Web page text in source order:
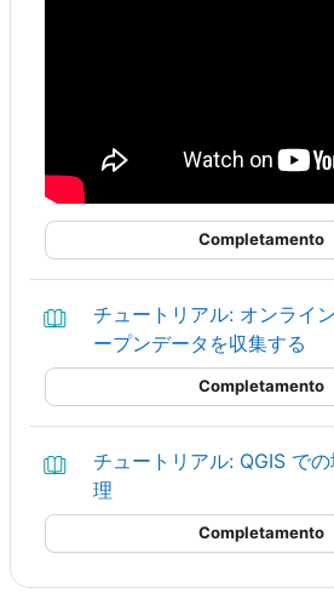
Completamento
チュートリアル: オンライ
ープンデータを収集する
Completamento
チュートリアル: QGIS で
理
Completamento